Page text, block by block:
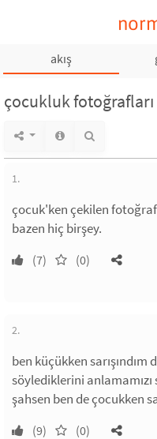
akış
çocukluk fotoğrafları
1.
çocuk'ken çekilen
bazen hiç birşey.
(7) (0)
2.
ben küçükken
söylediklerini
şahsen ben de çocukken
(9) (0)